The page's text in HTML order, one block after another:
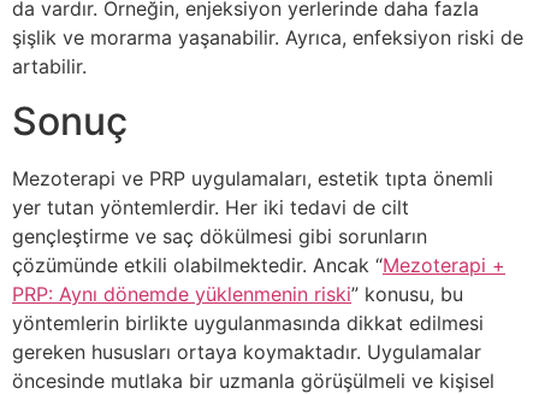
da vardır. Örneğin, enjeksiyon yerlerinde daha fazla
şişlik ve morarma yaşanabilir. Ayrıca, enfeksiyon riski de
artabilir.
Sonuç
Mezoterapi ve PRP uygulamaları, estetik tıpta önemli
yer tutan yöntemlerdir. Her iki tedavi de cilt
gençleştirme ve saç dökülmesi gibi sorunların
çözümünde etkili olabilmektedir. Ancak “Mezoterapi +
PRP: Aynı dönemde yüklenmenin riski” konusu, bu
yöntemlerin birlikte uygulanmasında dikkat edilmesi
gereken hususları ortaya koymaktadır. Uygulamalar
öncesinde mutlaka bir uzmanla görüşülmeli ve kişisel